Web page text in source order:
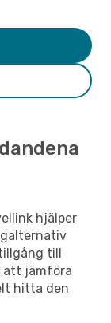
hjälper
till
att jämföra
hitta den